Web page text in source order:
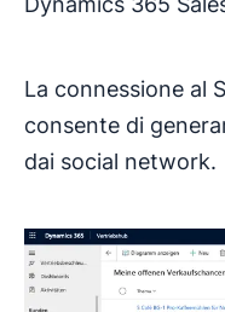
La connessione al
consente di
dai social network.